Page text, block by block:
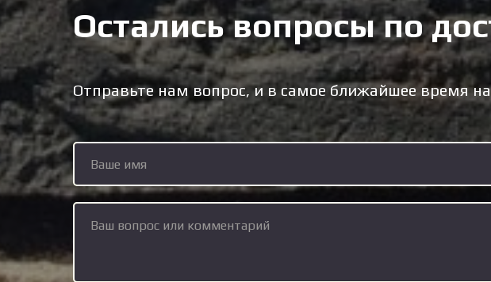
Остались вопросы по
Отправьте нам вопрос, и в самое ближайшее время